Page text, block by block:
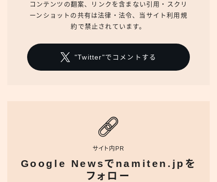
コンテンツの翻案、リンクを含まない引用・スクリ
ーンショットの共有は法律・法令、当サイト利用規
約で禁止されています。
"Twitter"でコメントする
サイト内PR
Google Newsでnamiten.jpを
フォロー